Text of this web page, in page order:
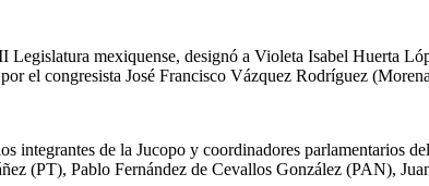
mexiquense, designó a Violeta Isabel Huerta
el congresista José Francisco Vázquez Rodríguez
integrantes de la Jucopo y coordinadores parlamentarios
(PT), Pablo Fernández de Cevallos González (PAN),